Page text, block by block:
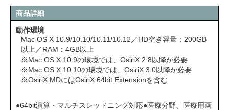
商品詳細
動作環境
Mac OS X 10.9/10.10/10.11/10.12／HD空き容量：200GB
以上／RAM：4GB以上
※Mac OS X 10.9の環境では、OsiriX 2.8以降が必要
※Mac OS X 10.10の環境では、OsiriX 3.0以降が必要
※OsiriX MDにはOsiriX 64bit Extensionを含む
●64bit演算・マルチスレッドニング対応●医療分野、医療用画